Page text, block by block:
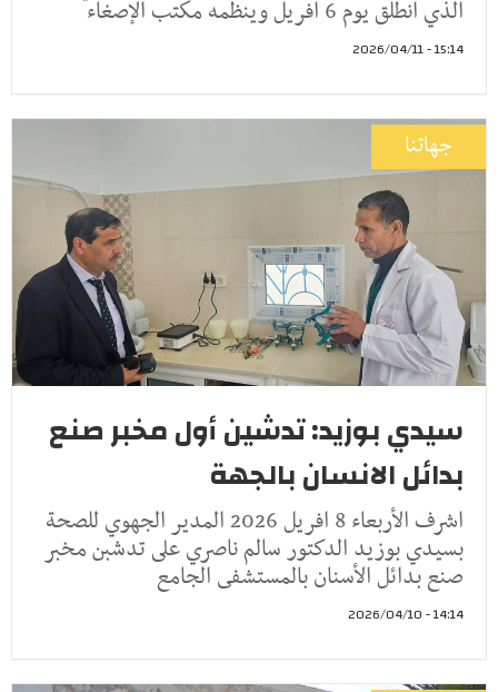
الذي انطلق يوم 6 افريل وينظمه مكتب الإصغاء
15:14 - 2026/04/11
جهاتنا
سيدي بوزيد: تدشين أول مخبر صنع
بدائل الانسان بالجهة
اشرف الأربعاء 8 افريل 2026 المدير الجهوي للصحة
بسيدي بوزيد الدكتور سالم ناصري على تدشبن مخبر
صنع بدائل الأسنان بالمستشفى الجامع
14:14 - 2026/04/10